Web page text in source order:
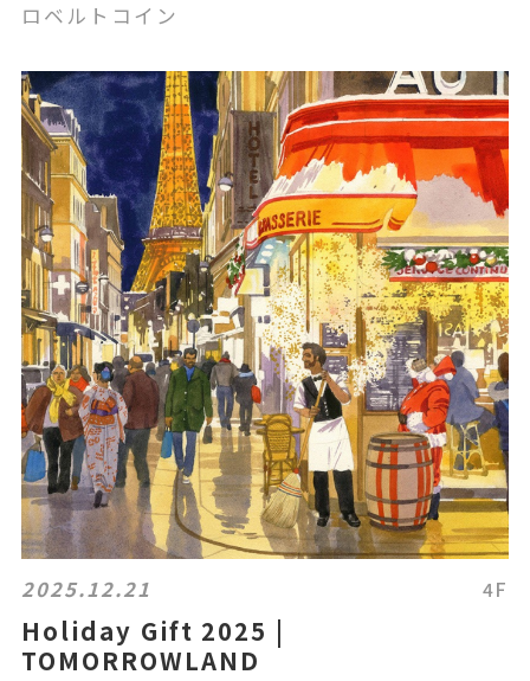
ロベルトコイン
2025.12.21 4F
Holiday Gift 2025 |
TOMORROWLAND